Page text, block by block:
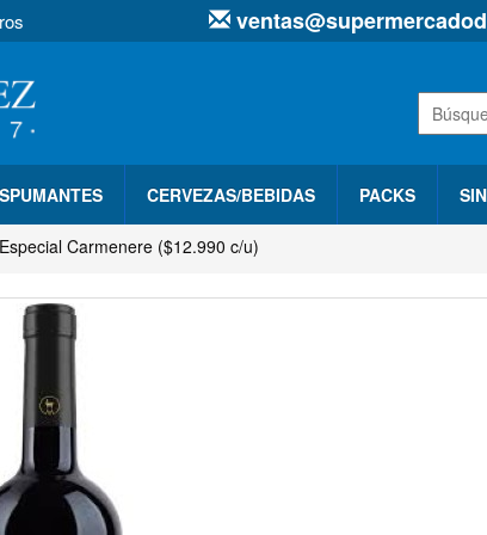
CERVEZAS/BEBIDAS PACKS
Carmenere ($12.990 c/u)